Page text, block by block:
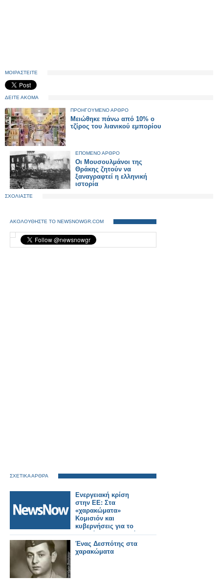
ΜΟΙΡΑΣΤΕΙΤΕ
ΔΕΙΤΕ ΑΚΟΜΑ
ΠΡΟΗΓΟΥΜΕΝΟ ΑΡΘΡΟ
Μειώθηκε πάνω από 10% ο
τζίρος του λιανικού εμπορίου
ΕΠΟΜΕΝΟ ΑΡΘΡΟ
Οι Μουσουλμάνοι της
Θράκης ζητούν να
ξαναγραφτεί η ελληνική
ιστορία
ΣΧΟΛΙΑΣΤΕ
ΑΚΟΛΟΥΘΗΣΤΕ ΤΟ NEWSNOWGR.COM
ΣΧΕΤΙΚΑ ΑΡΘΡΑ
Ενεργειακή κρίση
στην ΕΕ: Στα
«χαρακώματα»
Κομισιόν και
κυβερνήσεις για το
πλαφόν στο φυσικό
αέριο
Ένας Δεσπότης στα
χαρακώματα